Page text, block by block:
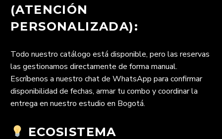
(ATENCIÓN
PERSONALIZADA):
Todo nuestro catálogo está disponible, pero las reservas
las gestionamos directamente de forma manual.
Escríbenos a nuestro chat de WhatsApp para confirmar
disponibilidad de fechas, armar tu combo y coordinar la
entrega en nuestro estudio en Bogotá.
ECOSISTEMA